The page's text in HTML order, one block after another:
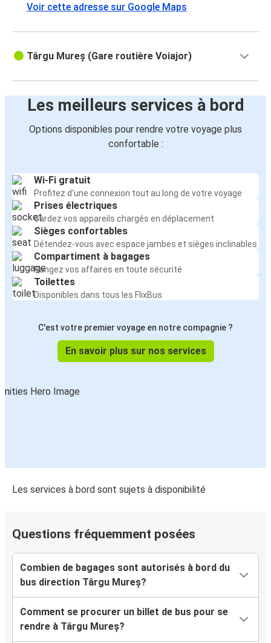
Voir cette adresse sur Google Maps
Târgu Mureș (Gare routière Voiajor)
Les meilleurs services à bord
Options disponibles pour rendre votre voyage plus
confortable :
Wi-Fi gratuit
Profitez d'une connexion tout au long de votre voyage
Prises électriques
Gardez vos appareils chargés en déplacement
Sièges confortables
Détendez-vous avec espace jambes et sièges inclinables
Compartiment à bagages
Rangez vos affaires en toute sécurité
Toilettes
Disponibles dans tous les FlixBus
C'est votre premier voyage en notre compagnie ?
En savoir plus sur nos services
Les services à bord sont sujets à disponibilité
Questions fréquemment posées
Combien de bagages sont autorisés à bord du
bus direction Târgu Mureș?
Comment se procurer un billet de bus pour se
rendre à Târgu Mureș?